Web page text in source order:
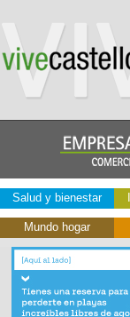
Salud y bienestar
Mundo hogar